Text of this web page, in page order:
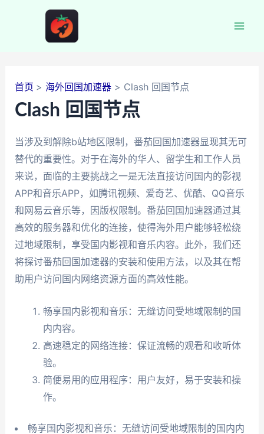
首页 海外回国加速器 Clash 回国节点
Clash 回国节点
当涉及到解除b站地区限制，番茄回国加速器显现其无可
替代的重要性。对于在海外的华人、留学生和工作人员
来说，面临的主要挑战之一是无法直接访问国内的影视
APP和音乐APP，如腾讯视频、爱奇艺、优酷、QQ音乐
和网易云音乐等，因版权限制。番茄回国加速器通过其
高效的服务器和优化的连接，使得海外用户能够轻松绕
过地域限制，享受国内影视和音乐内容。此外，我们还
将探讨番茄回国加速器的安装和使用方法，以及其在帮
助用户访问国内网络资源方面的高效性能。
畅享国内影视和音乐：无缝访问受地域限制的国
内内容。
高速稳定的网络连接：保证流畅的观看和收听体
验。
简便易用的应用程序：用户友好，易于安装和操
作。
畅享国内影视和音乐：无缝访问受地域限制的国内内